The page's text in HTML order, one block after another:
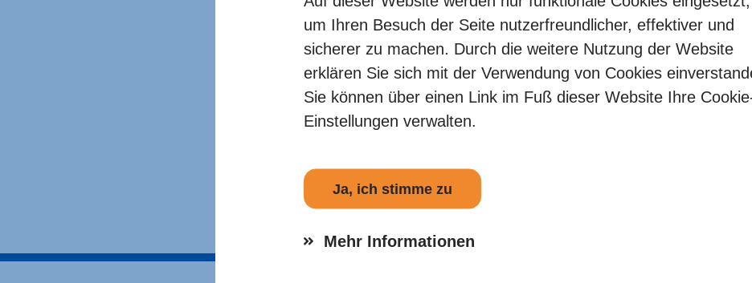
um Ihren Besuch der Seite nutzerfreundlicher, effektiver und
sicherer zu machen. Durch die weitere Nutzung der Website
erklären Sie sich mit der Verwendung von Cookies
Sie können über einen Link im Fuß dieser Website Ihre
Einstellungen verwalten.
Ja, ich stimme zu
Mehr Informationen
04.06.2026
Die Antragstellung für das Programm zur „Gewährung von
Landes Mecklenburg-Vorpommern für Einrichtungen, die der
Tieren dienen (Tierheim-Förderrichtlinie - TierH-FöRL M-V)“ ist weiterhin
30.06.2026 möglich.